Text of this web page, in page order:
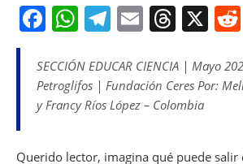
F
c
e
o
W
at
s
A
p
T
e
gr
a
m
E
ai
l
T
re
a
s
X
SECCIÓN EDUCAR CIENCIA | Mayo
Petroglifos | Fundación Ceres Por:
y Francy Ríos López – Colombia
Querido lector, imagina qué puede salir